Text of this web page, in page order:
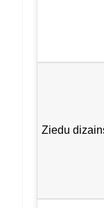
Ziedu